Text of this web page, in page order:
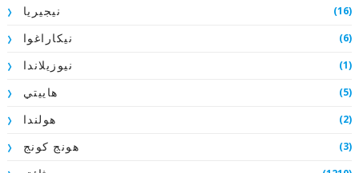
نيجيريا (16)
نيكاراغوا (6)
نيوزيلاندا (1)
هاييتي (5)
هولندا (2)
هونج كونج (3)